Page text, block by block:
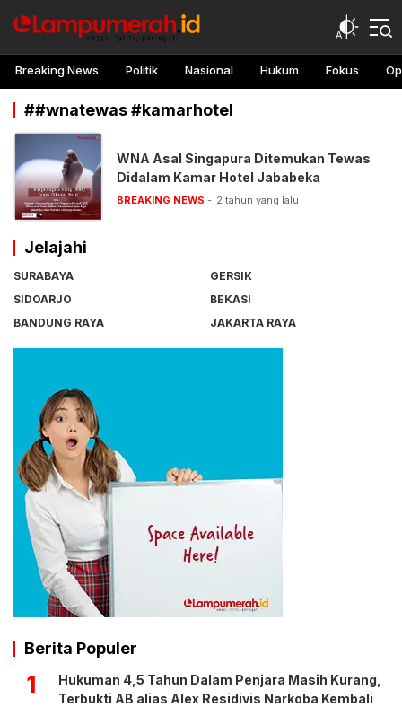
lampu merah
Awasi, teliti, peringati
Breaking News Politik Nasional Hukum Fokus
##wnatewas #kamarhotel
WNA Asal Singapura Ditemukan Tewas
Didalam Kamar Hotel Jababeka
BREAKING NEWS 2 tahun yang lalu
Jelajahi
SURABAYA
GERSIK
SIDOARJO
BEKASI
BANDUNG RAYA
JAKARTA RAYA
Berita Populer
1
Hukuman 4,5 Tahun Dalam Penjara Masih Kurang,
Terbukti AB alias Alex Residivis Narkoba Kembali